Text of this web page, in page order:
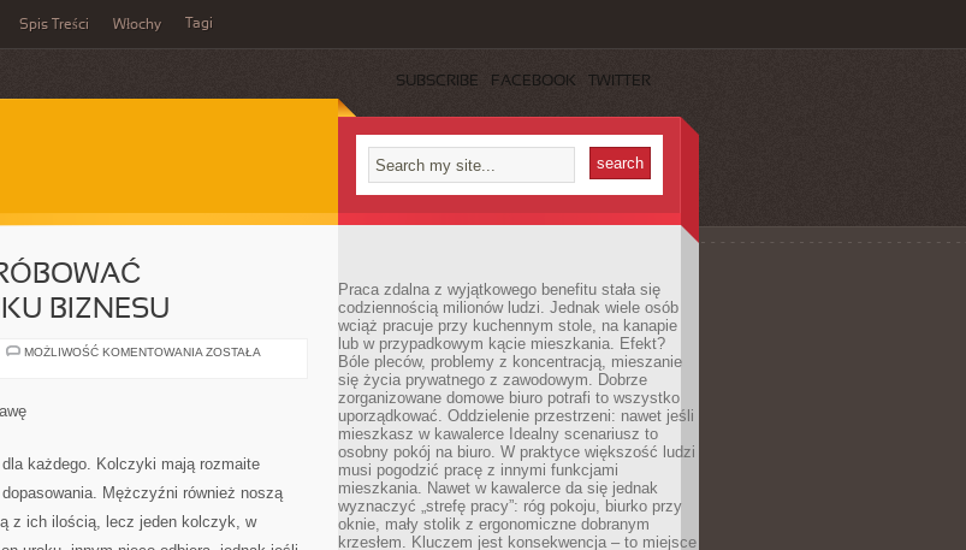
Spis Treści Włochy Tagi
SUBSCRIBE FACEBOOK TWITTER
BIZNESU
MOŻLIWOŚĆ KOMENTOWANIA WIELE
BIZNESU
ZOSTAŁA
każdego. Kolczyki mają rozmaite
Mężczyźni również noszą
z ich ilością, lecz jeden kolczyk, w
Praca zdalna z wyjątkowego benefitu stała się
codziennością milionów ludzi. Jednak wiele osób
wciąż pracuje przy kuchennym stole, na kanapie
lub w przypadkowym kącie mieszkania. Efekt?
Bóle pleców, problemy z koncentracją, mieszanie
się życia prywatnego z zawodowym. Dobrze
zorganizowane domowe biuro potrafi to wszystko
uporządkować. Oddzielenie przestrzeni: nawet jeśli
mieszkasz w kawalerce Idealny scenariusz to
osobny pokój na biuro. W praktyce większość ludzi
musi pogodzić pracę z innymi funkcjami
mieszkania. Nawet w kawalerce da się jednak
wyznaczyć „strefę pracy”: róg pokoju, biurko przy
oknie, mały stolik z ergonomiczne dobranym
krzesłem. Kluczem jest konsekwencja – to miejsce